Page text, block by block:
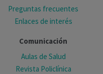
Preguntas frecuentes
Enlaces de interés
Comunicación
Aulas de Salud
Revista Policlínica